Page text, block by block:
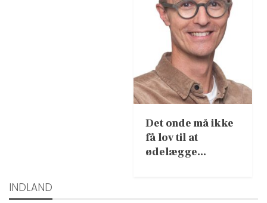
Det onde må ikke
få lov til at
ødelægge…
INDLAND